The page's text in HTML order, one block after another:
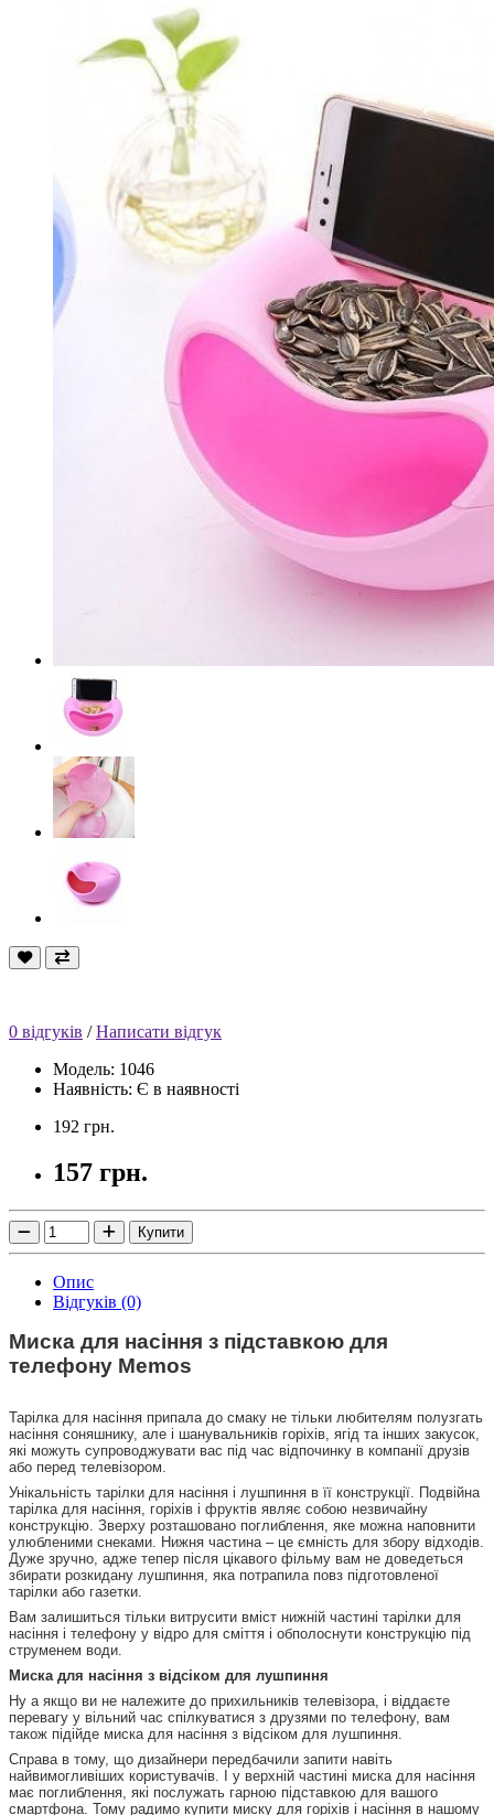
0 відгуків /Написати відгук
Модель: 1046
Наявність: Є в наявності
192 грн.
157 грн.
Купити
Опис
Відгуків (0)
Миска для насіння з підставкою для
телефону Memos
Тарілка для насіння припала до смаку не тільки любителям полузгать
насіння соняшнику, але і шанувальників горіхів, ягід та інших закусок,
які можуть супроводжувати вас під час відпочинку в компанії друзів
або перед телевізором.
Унікальність тарілки для насіння і лушпиння в її конструкції. Подвійна
тарілка для насіння, горіхів і фруктів являє собою незвичайну
конструкцію. Зверху розташовано поглиблення, яке можна наповнити
улюбленими снеками. Нижня частина – це ємність для збору відходів.
Дуже зручно, адже тепер після цікавого фільму вам не доведеться
збирати розкидану лушпиння, яка потрапила повз підготовленої
тарілки або газетки.
Вам залишиться тільки витрусити вміст нижній частині тарілки для
насіння і телефону у відро для сміття і обполоснути конструкцію під
струменем води.
Миска для насіння з відсіком для лушпиння
Ну а якщо ви не належите до прихильників телевізора, і віддаєте
перевагу у вільний час спілкуватися з друзями по телефону, вам
також підійде миска для насіння з відсіком для лушпиння.
Справа в тому, що дизайнери передбачили запити навіть
найвимогливіших користувачів. І у верхній частині миска для насіння
має поглиблення, які послужать гарною підставкою для вашого
смартфона. Тому радимо купити миску для горіхів і насіння в нашому